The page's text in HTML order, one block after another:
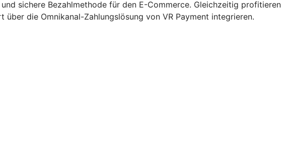
sichere Bezahlmethode für den E-Commerce. Gleichzeitig profitieren
die Omnikanal-Zahlungslösung von VR Payment integrieren.